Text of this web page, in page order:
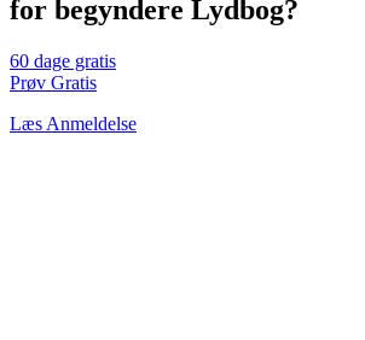
for begyndere Lydbog?
60 dage gratis
Prøv Gratis
Læs Anmeldelse